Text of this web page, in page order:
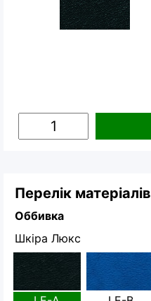
Перелік матеріалів
Оббивка
Шкіра Люкс